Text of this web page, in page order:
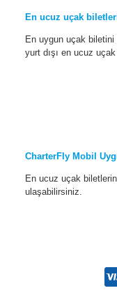
En ucuz uçak
En uygun uçak
yurt dışı en ucuz
CharterFly Mobil
En ucuz uçak
ulaşabilirsiniz.